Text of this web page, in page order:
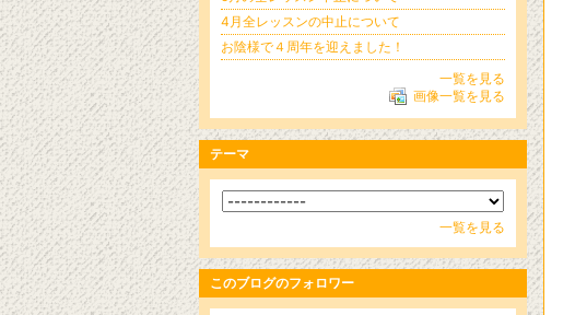
4月全レッスンの中止について
お陰様で４周年を迎えました！
一覧を見る
画像一覧を見る
テーマ
一覧を見る
このブログのフォロワー